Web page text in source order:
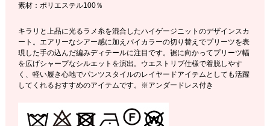
素材：ポリエステル100％
キラリと上品に光るラメ糸を混合したハイゲージニットのデザインスカ
ート。エアリーなシアー感に加えバイカラーの切り替えでプリーツを表
現した手の込んだ編みディテールに注目です。裾に向かってプリーツ幅
を広げシャープなシルエットを演出。ウエストリブ仕様で着脱しやす
く、軽い履き心地でパンツスタイルのレイヤードアイテムとしても活躍
してくれるおすすめのアイテムです。※アンダードレス付き